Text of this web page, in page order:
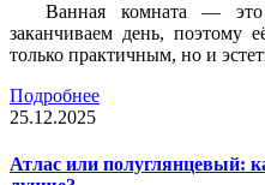
Ванная комната —
заканчиваем день, поэтому
только практичным, но и
Подробнее
25.12.2025
Атлас или полуглянцевый: